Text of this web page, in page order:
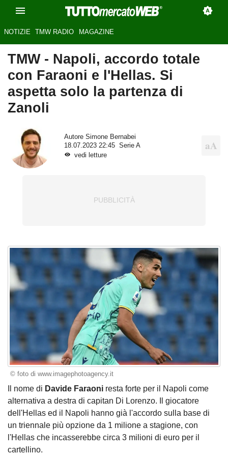
NOTIZIE TMW RADIO MAGAZINE
TMW - Napoli, accordo totale
con Faraoni e l'Hellas. Si
aspetta solo la partenza di
Zanoli
Autore Simone Bernabei
18.07.2023 22:45
Serie A
vedi letture
© foto di www.imagephotoagency.it
Il nome di Davide Faraoni resta forte per il Napoli come
alternativa a destra di capitan Di Lorenzo. Il giocatore
dell'Hellas ed il Napoli hanno già l'accordo sulla base di
un triennale più opzione da 1 milione a stagione, con
l'Hellas che incasserebbe circa 3 milioni di euro per il
cartellino.